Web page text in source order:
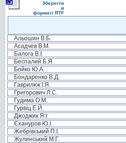
Зберегти
в
форматі RTF
Альошин В.Б.
Асадчев В.М.
Балога В.І.
Беспалий Б.Я.
Бойко Ю.А.
Бондаренко В.Д.
Гаврилюк І.Я.
Григорович Л.С.
Гудима О.М.
Гурвіц Е.Й.
Джоджик Я.І.
Єхануров Ю.І.
Жебрівський П.І.
Жулинський М.Г.